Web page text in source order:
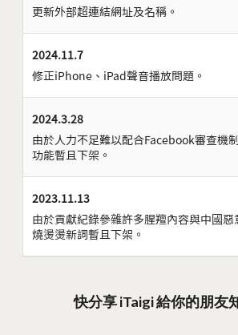
更新外部超連結網址及名稱。
2024.11.7
修正iPhone、iPad聲音播放問題。
2024.3.28
由於人力不足難以配合Facebook審查機
功能暫且下架。
2023.11.13
由於貢獻紀錄參雜許多腥羶內容與中國惡
燒燙燙新詞暫且下架。
快分享 iTaigi 給你的朋友